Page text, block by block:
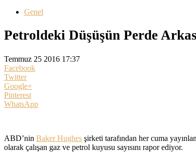
Genel
Petroldeki Düşüşün Perde
Temmuz 25 2016 17:37
Facebook
Twitter
Google+
Pinterest
WhatsApp
ABD’nin Baker Hughes şirketi tarafından her cuma
olarak çalışan gaz ve petrol kuyusu sayısını rapor ediyor.